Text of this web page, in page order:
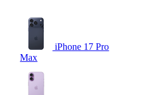
iPhone 17 Pro
Max